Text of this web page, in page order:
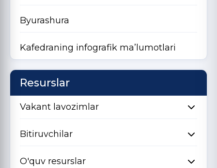
Byurashura
Kafedraning infografik ma’lumotlari
Resurslar
Vakant lavozimlar
Bitiruvchilar
O'quv resurslar